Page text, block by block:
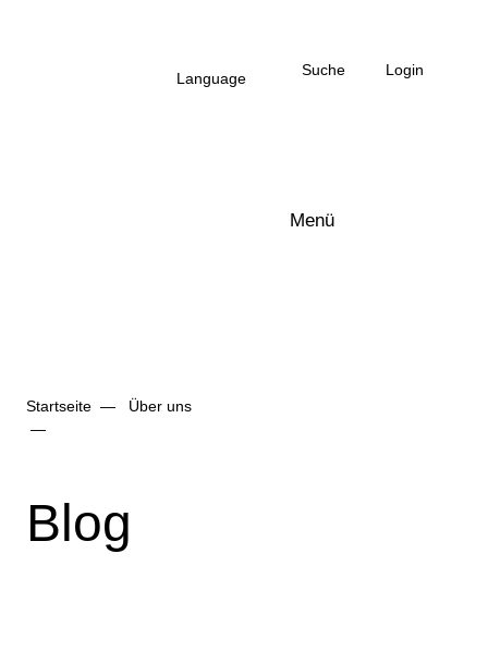
Language Suche Login
Menü
Startseite Über uns
Blog